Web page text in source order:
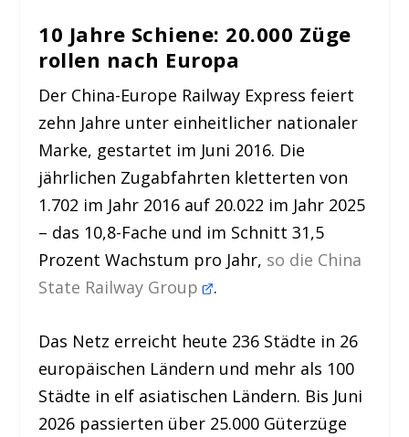
10 Jahre Schiene: 20.000 Züge
rollen nach Europa
Der China-Europe Railway Express feiert
zehn Jahre unter einheitlicher nationaler
Marke, gestartet im Juni 2016. Die
jährlichen Zugabfahrten kletterten von
1.702 im Jahr 2016 auf 20.022 im Jahr 2025
– das 10,8-Fache und im Schnitt 31,5
Prozent Wachstum pro Jahr, so die China
State Railway Group .
Das Netz erreicht heute 236 Städte in 26
europäischen Ländern und mehr als 100
Städte in elf asiatischen Ländern. Bis Juni
2026 passierten über 25.000 Güterzüge